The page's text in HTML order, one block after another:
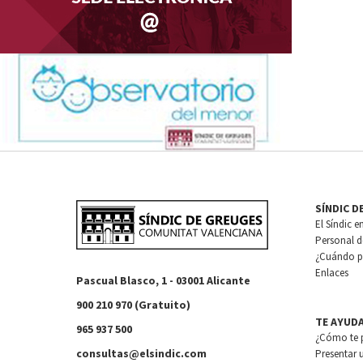
Pascual Blasco, 1 - 03001 Alicante
900 210 970 (Gratuito)
965 937 500
consultas@elsindic.com
SÍNDIC
El Síndic
Personal
¿Cuándo
Enlaces
TE
¿Cómo te
Presentar